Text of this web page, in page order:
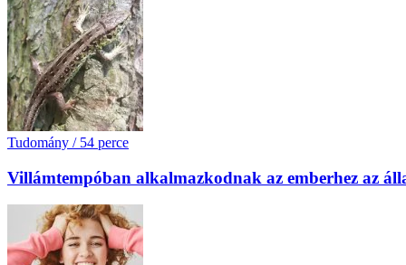
Tudomány / 54 perce
Villámtempóban alkalmazkodnak az emberhez az